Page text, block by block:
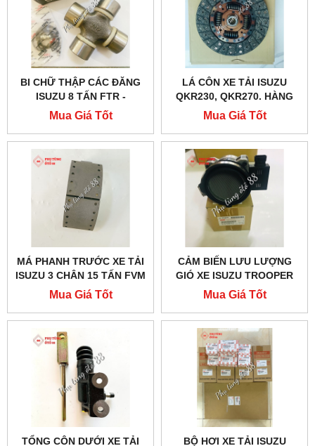
BI CHỮ THẬP CÁC ĐĂNG
ISUZU 8 TẤN FTR -
1373001021
Mua Giá Tốt
LÁ CÔN XE TẢI ISUZU
QKR230, QKR270. HÀNG
CHÍNH HÃNG
Mua Giá Tốt
MÁ PHANH TRƯỚC XE TẢI
ISUZU 3 CHÂN 15 TẤN FVM
CẢ XƯƠNG - 1471703160
Mua Giá Tốt
CẢM BIẾN LƯU LƯỢNG
GIÓ XE ISUZU TROOPER
CHÍNH HÃNG - 8251668461
Mua Giá Tốt
TỔNG CÔN DƯỚI XE TẢI
BỘ HƠI XE TẢI ISUZU